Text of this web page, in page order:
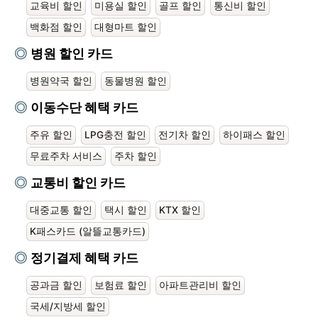
교육비 할인
미용실 할인 골프 할인
통신비 할인
백화점 할인
대형마트 할인
병원 할인 카드
병원약국 할인 동물병원 할인
이동수단 혜택 카드
주유 할인 LPG충전 할인 전기차 할인
하이패스 할인
무료주차 서비스
주차 할인
교통비 할인 카드
대중교통 할인 택시 할인
KTX 할인
K패스카드 (알뜰교통카드)
정기결제 혜택 카드
공과금 할인 보험료 할인
아파트관리비 할인
국세/지방세 할인